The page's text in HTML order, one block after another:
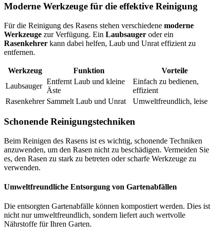
Moderne Werkzeuge für die effektive Reinigung
Für die Reinigung des Rasens stehen verschiedene moderne
Werkzeuge zur Verfügung. Ein Laubsauger oder ein
Rasenkehrer kann dabei helfen, Laub und Unrat effizient zu
entfernen.
Werkzeug Funktion
Vorteile
Laubsauger
Entfernt Laub und kleine
Äste
Einfach zu bedienen,
effizient
Rasenkehrer Sammelt Laub und Unrat Umweltfreundlich, leise
Schonende Reinigungstechniken
Beim Reinigen des Rasens ist es wichtig, schonende Techniken
anzuwenden, um den Rasen nicht zu beschädigen. Vermeiden Sie
es, den Rasen zu stark zu betreten oder scharfe Werkzeuge zu
verwenden.
Umweltfreundliche Entsorgung von Gartenabfällen
Die entsorgten Gartenabfälle können kompostiert werden. Dies ist
nicht nur umweltfreundlich, sondern liefert auch wertvolle
Nährstoffe für Ihren Garten.